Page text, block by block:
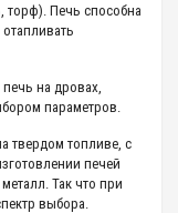
торф). Печь способна
на дровах,
параметров.
твердом топливе, с
печей
Так что при
выбора.